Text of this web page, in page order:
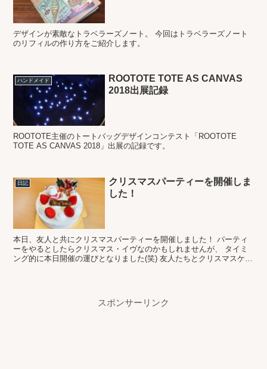
デザインが素敵なトラベラーズノート。 今回はトラベラーズノート
のリフィルの作り方をご紹介します。
ハンドメイド
ROOTOTE TOTE AS CANVAS
2018出展記録
ROOTOTE主催のトートバッグデザインコンテスト「ROOTOTE
TOTE AS CANVAS 2018」出展の記録です。
日記
クリスマスパーティーを開催しま
した！
本日、友人と共にクリスマスパーティーを開催しました！ パーティ
ーをやるとしたらクリスマス・イヴなのかもしれませんが、 タイミ
ング的に本日開催の運びとなりました(笑) 友人たちとクリスマスケー
スポンサーリンク